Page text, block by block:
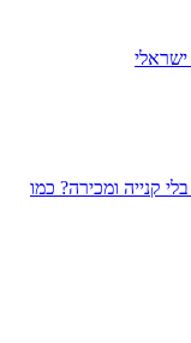
קנייה ומכירה? כמו